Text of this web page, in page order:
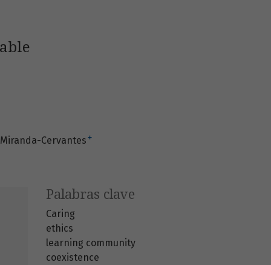
Cervantes +
Palabras clave
Caring
ethics
learning community
coexistence